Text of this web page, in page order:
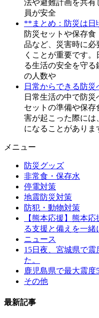
法や避難計画を共有
員が安全
**まとめ：防災は日
防災セットや保存
品など、災害時に必
くことが重要です
る生活の安全を守
の人数や
日常からできる防災
日常生活の中で防
セットの準備や保存
害が起こった際には
になることがあり
メニュー
防災グッズ
非常食・保存水
停電対策
地震防災対策
防犯・動物対策
【熊本応援】熊本
る支援と備えを一緒
ニュース
15日夜、宮城県で
た。
鹿児島県で最大震
その他
最新記事